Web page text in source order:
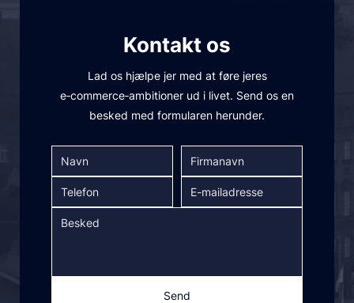
Kontakt os
Lad os hjælpe jer med at føre jeres
e‑commerce‑ambitioner ud i livet. Send os en
besked med formularen herunder.
Send